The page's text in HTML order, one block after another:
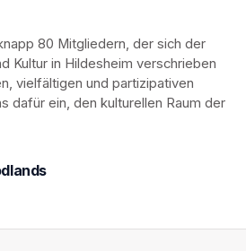
80 Mitgliedern, der sich der
Kultur in Hildesheim verschrieben
vielfältigen und partizipativen
dafür ein, den kulturellen Raum der